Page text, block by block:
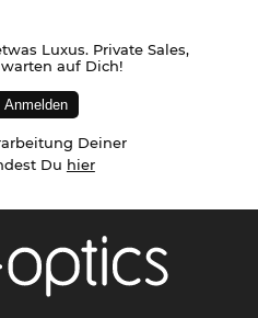
Luxus. Private Sales,
auf Dich!
Deiner
Du hier